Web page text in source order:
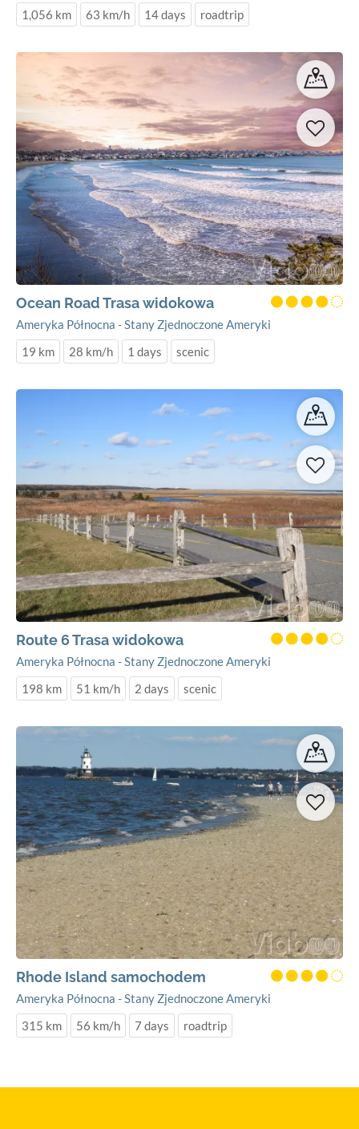
1,056 km
63 km/h 14 days roadtrip
Ocean Road Trasa widokowa
Ameryka Północna - Stany Zjednoczone Ameryki
19 km
28 km/h 1 days scenic
Route 6 Trasa widokowa
Ameryka Północna - Stany Zjednoczone Ameryki
198 km
51 km/h 2 days scenic
Rhode Island samochodem
Ameryka Północna - Stany Zjednoczone Ameryki
315 km
56 km/h 7 days roadtrip